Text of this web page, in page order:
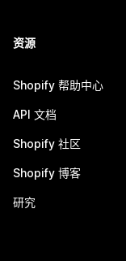
资源
Shopify 帮助中心
API 文档
Shopify 社区
Shopify 博客
研究